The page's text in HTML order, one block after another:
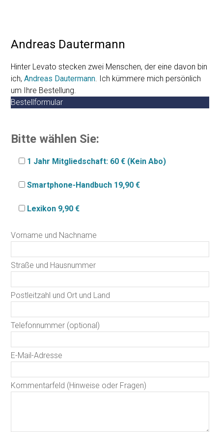
Andreas Dautermann
Hinter Levato stecken zwei Menschen, der eine davon bin
ich,Andreas Dautermann. Ich kümmere mich persönlich
um Ihre Bestellung.
Bestellformular
Bitte wählen Sie:
1 Jahr Mitgliedschaft: 60 € (Kein Abo)
Smartphone-Handbuch 19,90 €
Lexikon 9,90 €
Vorname und Nachname
Straße und Hausnummer
Postleitzahl und Ort und Land
Telefonnummer (optional)
E-Mail-Adresse
Kommentarfeld (Hinweise oder Fragen)